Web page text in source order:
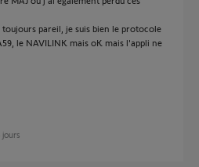
pareil, je suis bien le protocole
le NAVILINK mais oK mais l'appli ne
jours